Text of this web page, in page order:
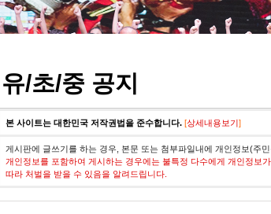
학부모방
정기고사 기출문제
유/초/중 공지
본 사이트는 대한민국 저작권법을 준수합니다. [상세내용보기]
게시판에 글쓰기를 하는 경우, 본문 또는 첨부파일내에 개인정보(주
개인정보를 포함하여 게시하는 경우에는 불특정 다수에게 개인정보
따라 처벌을 받을 수 있음을 알려드립니다.